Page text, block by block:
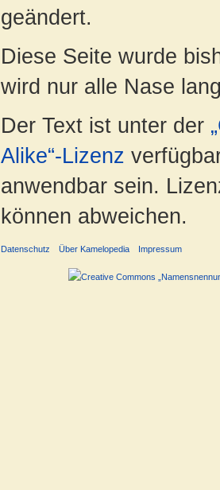
geändert.
Diese Seite wurde
wird nur alle Nase
Der Text ist unter der
Alike“-Lizenz
anwendbar sein.
können abweichen.
Datenschutz Über Kamelopedia Impressum